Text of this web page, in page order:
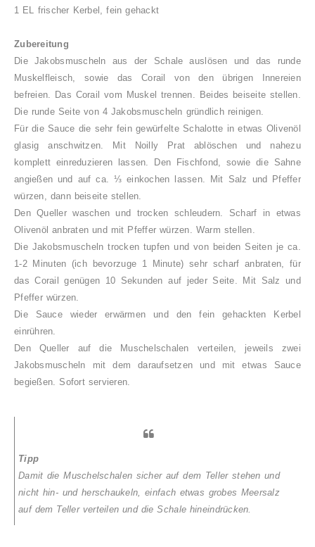
1 EL frischer Kerbel, fein gehackt
Zubereitung
Die Jakobsmuscheln aus der Schale auslösen und das runde
Muskelfleisch, sowie das Corail von den übrigen Innereien
befreien. Das Corail vom Muskel trennen. Beides beiseite stellen.
Die runde Seite von 4 Jakobsmuscheln gründlich reinigen.
Für die Sauce die sehr fein gewürfelte Schalotte in etwas Olivenöl
glasig anschwitzen. Mit Noilly Prat ablöschen und nahezu
komplett einreduzieren lassen. Den Fischfond, sowie die Sahne
angießen und auf ca. ⅓ einkochen lassen. Mit Salz und Pfeffer
würzen, dann beiseite stellen.
Den Queller waschen und trocken schleudern. Scharf in etwas
Olivenöl anbraten und mit Pfeffer würzen. Warm stellen.
Die Jakobsmuscheln trocken tupfen und von beiden Seiten je ca.
1-2 Minuten (ich bevorzuge 1 Minute) sehr scharf anbraten, für
das Corail genügen 10 Sekunden auf jeder Seite. Mit Salz und
Pfeffer würzen.
Die Sauce wieder erwärmen und den fein gehackten Kerbel
einrühren.
Den Queller auf die Muschelschalen verteilen, jeweils zwei
Jakobsmuscheln mit dem daraufsetzen und mit etwas Sauce
begießen. Sofort servieren.
Tipp
Damit die Muschelschalen sicher auf dem Teller stehen und
nicht hin- und herschaukeln, einfach etwas grobes Meersalz
auf dem Teller verteilen und die Schale hineindrücken.